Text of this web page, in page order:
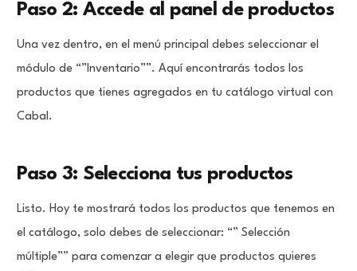
Paso 2: Accede al panel de productos
Una vez dentro, en el menú principal debes seleccionar el
módulo de “”Inventario””. Aquí encontrarás todos los
productos que tienes agregados en tu catálogo virtual con
Cabal.
Paso 3: Selecciona tus productos
Listo. Hoy te mostrará todos los productos que tenemos en
el catálogo, solo debes de seleccionar: “” Selección
múltiple”” para comenzar a elegir que productos quieres